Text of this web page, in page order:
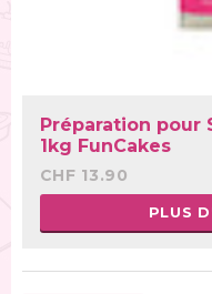
Préparation pour
1kg FunCakes
CHF 13.90
PLUS